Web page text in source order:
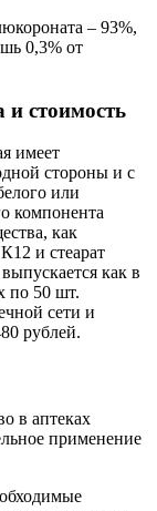
– 93%,
0,3% от
и стоимость
имеет
стороны и с
или
компонента
как
и стеарат
как в
по 50 шт.
сети и
рублей.
в аптеках
применение